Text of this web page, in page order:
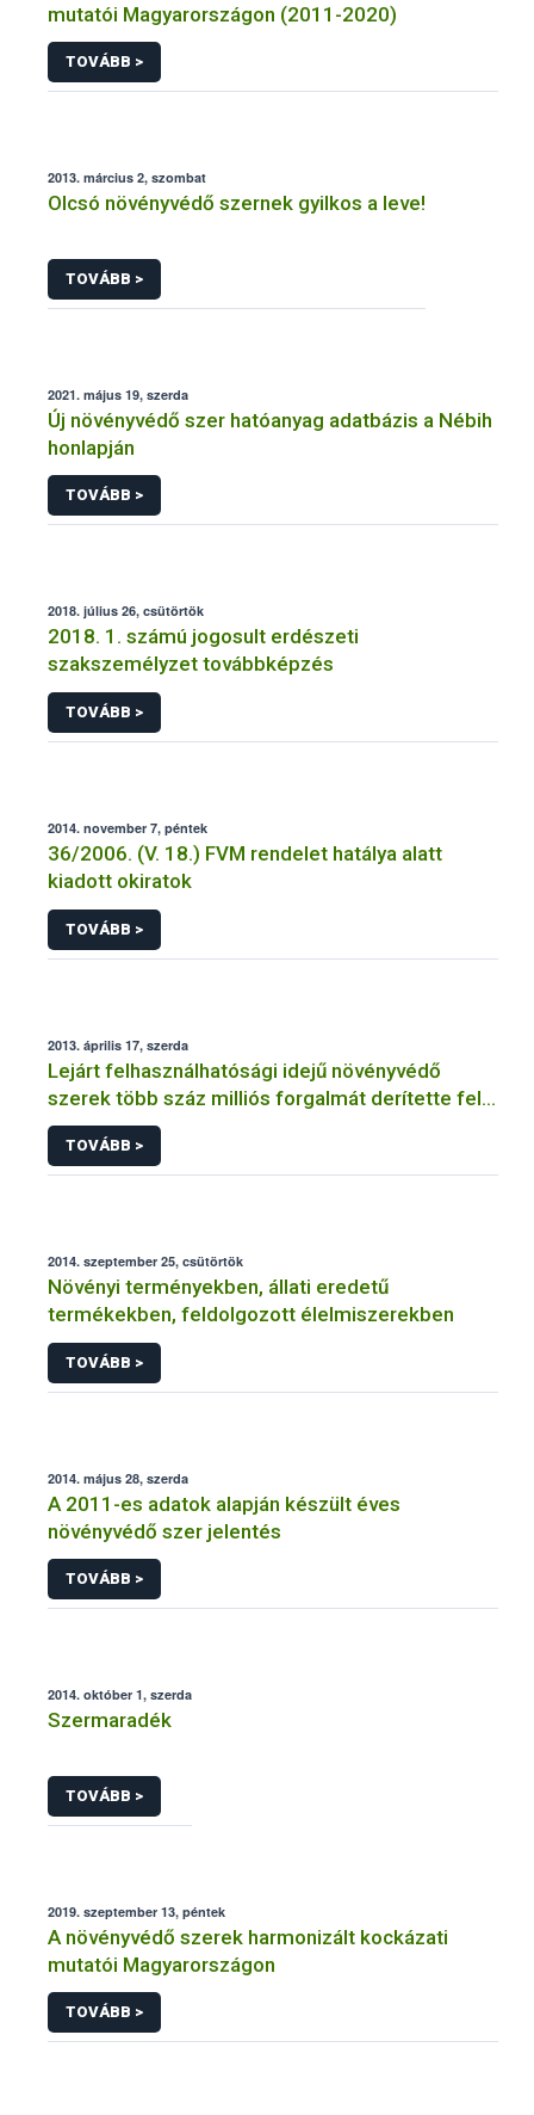
mutatói Magyarországon (2011-2020)
TOVÁBB >
2013. március 2, szombat
Olcsó növényvédő szernek gyilkos a leve!
TOVÁBB >
2021. május 19, szerda
Új növényvédő szer hatóanyag adatbázis a Nébih
honlapján
TOVÁBB >
2018. július 26, csütörtök
2018. 1. számú jogosult erdészeti
szakszemélyzet továbbképzés
TOVÁBB >
2014. november 7, péntek
36/2006. (V. 18.) FVM rendelet hatálya alatt
kiadott okiratok
TOVÁBB >
2013. április 17, szerda
Lejárt felhasználhatósági idejű növényvédő
szerek több száz milliós forgalmát derítette fel a
NÉBIH
TOVÁBB >
2014. szeptember 25, csütörtök
Növényi terményekben, állati eredetű
termékekben, feldolgozott élelmiszerekben
TOVÁBB >
2014. május 28, szerda
A 2011-es adatok alapján készült éves
növényvédő szer jelentés
TOVÁBB >
2014. október 1, szerda
Szermaradék
TOVÁBB >
2019. szeptember 13, péntek
A növényvédő szerek harmonizált kockázati
mutatói Magyarországon
TOVÁBB >